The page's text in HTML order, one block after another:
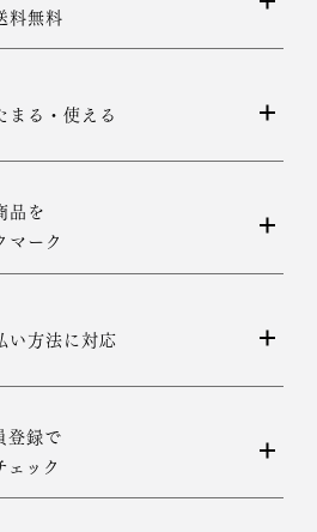
料無料
まる・使える
品を
マーク
い方法に対応
登録で
ック